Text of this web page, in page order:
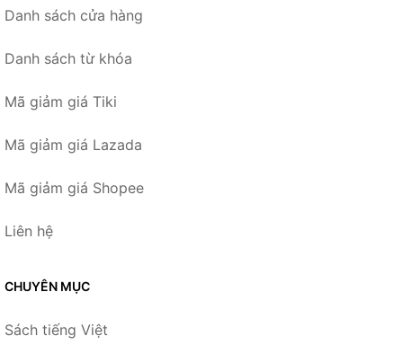
Danh sách cửa hàng
Danh sách từ khóa
Mã giảm giá Tiki
Mã giảm giá Lazada
Mã giảm giá Shopee
Liên hệ
CHUYÊN MỤC
Sách tiếng Việt